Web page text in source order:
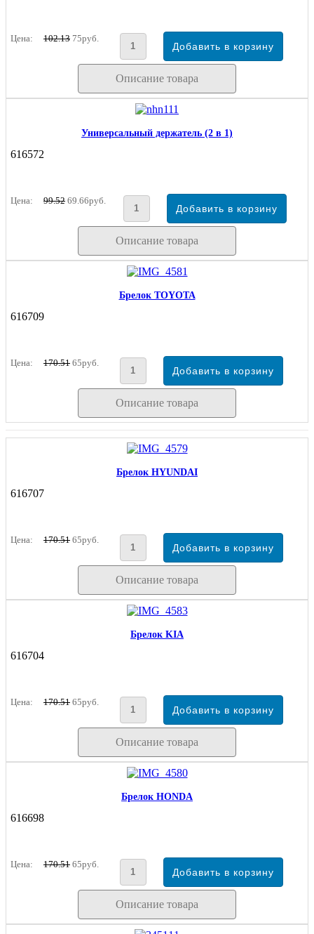
Цена: 102.13 75руб.
Описание товара
Универсальный держатель (2 в 1)
616572
Цена: 99.52 69.66руб.
Описание товара
Брелок TOYOTA
616709
Цена: 170.51 65руб.
Описание товара
Брелок HYUNDAI
616707
Цена: 170.51 65руб.
Описание товара
Брелок KIA
616704
Цена: 170.51 65руб.
Описание товара
Брелок HONDA
616698
Цена: 170.51 65руб.
Описание товара